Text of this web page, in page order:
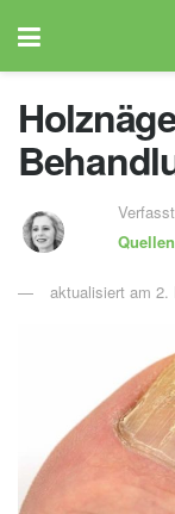
aktualisiert am 2.